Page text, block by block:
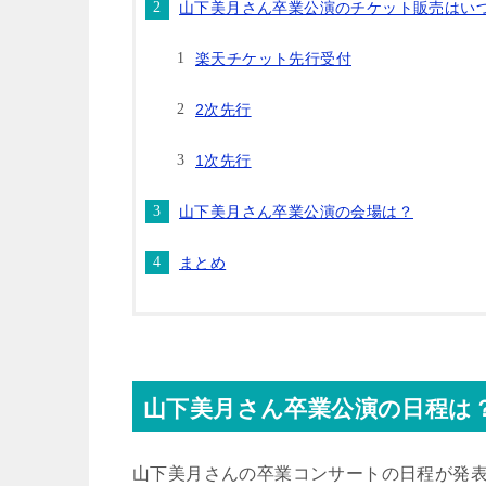
山下美月さん卒業公演のチケット販売はい
楽天チケット先行受付
2次先行
1次先行
山下美月さん卒業公演の会場は？
まとめ
山下美月さん卒業公演の日程は
山下美月さんの卒業コンサートの日程が発